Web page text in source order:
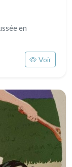
en
Voir